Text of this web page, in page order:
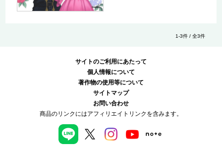
1-3件 / 全3件
サイトのご利用にあたって
個人情報について
著作物の使用等について
サイトマップ
お問い合わせ
商品のリンクにはアフィリエイトリンクを含みます。